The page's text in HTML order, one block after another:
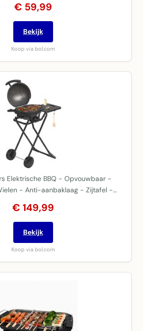
€ 59,99
Bekijk
Koop via bol.com
Elektrische BBQ - Opvouwbaar -
- Anti-aanbaklaag - Zijtafel -…
€ 149,99
Bekijk
Koop via bol.com